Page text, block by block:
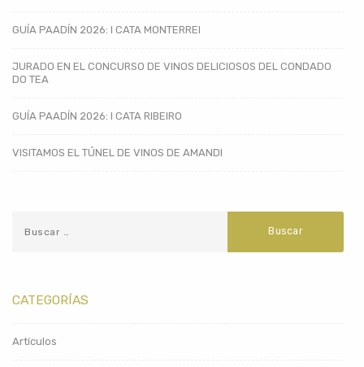
GUÍA PAADÍN 2026: I CATA MONTERREI
JURADO EN EL CONCURSO DE VINOS DELICIOSOS DEL CONDADO
DO TEA
GUÍA PAADÍN 2026: I CATA RIBEIRO
VISITAMOS EL TÚNEL DE VINOS DE AMANDI
CATEGORÍAS
Artículos